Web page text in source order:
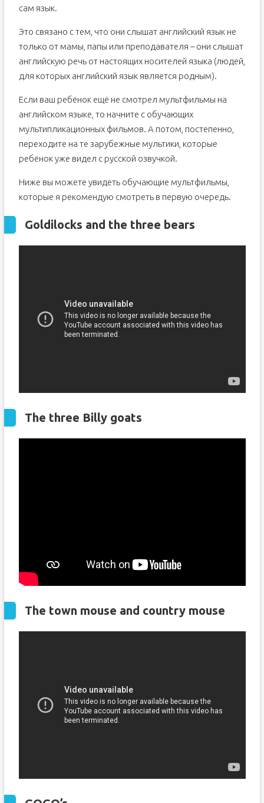
сам язык.
Это связано с тем, что они слышат английский язык не
только от мамы, папы или преподавателя – они слышат
английскую речь от настоящих носителей языка (людей,
для которых английский язык является родным).
Если ваш ребёнок ещё не смотрел мультфильмы на
английском языке, то начните с обучающих
мультипликационных фильмов. А потом, постепенно,
переходите на те зарубежные мультики, которые
ребёнок уже видел с русской озвучкой.
Ниже вы можете увидеть обучающие мультфильмы,
которые я рекомендую смотреть в первую очередь.
Goldilocks and the three bears
The three Billy goats
The town mouse and country mouse